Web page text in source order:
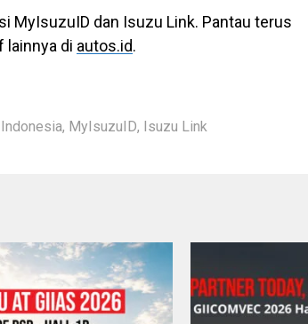
MyIsuzuID dan Isuzu Link. Pantau terus
di autos.id.
, MyIsuzuID, Isuzu Link